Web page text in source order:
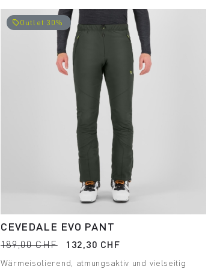
local_offerOutlet 30%
CEVEDALE EVO PANT
189,00 CHF 132,30 CHF
Wärmeisolierend, atmungsaktiv und vielseitig